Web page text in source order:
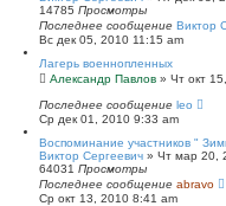
14785 Просмотры
Последнее сообщение Виктор
Вс дек 05, 2010 11:15 am
Лагерь военнопленных
Александр Павлов » Чт окт
Последнее сообщение leo
Ср дек 01, 2010 9:33 am
Воспоминание участников "
Виктор Сергеевич » Чт мар 20,
64031 Просмотры
Последнее сообщение abravo
Ср окт 13, 2010 8:41 am